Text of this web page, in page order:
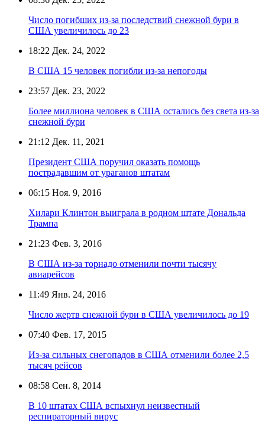
Число погибших из-за последствий снежной бури в
США увеличилось до 23
18:22 Дек. 24, 2022
В США 15 человек погибли из-за непогоды
23:57 Дек. 23, 2022
Более миллиона человек в США остались без света из-за
снежной бури
21:12 Дек. 11, 2021
Президент США поручил оказать помощь
пострадавшим от ураганов штатам
06:15 Ноя. 9, 2016
Хилари Клинтон выиграла в родном штате Дональда
Трампа
21:23 Фев. 3, 2016
В США из-за торнадо отменили почти тысячу
авиарейсов
11:49 Янв. 24, 2016
Число жертв снежной бури в США увеличилось до 19
07:40 Фев. 17, 2015
Из-за сильных снегопадов в США отменили более 2,5
тысяч рейсов
08:58 Сен. 8, 2014
В 10 штатах США вспыхнул неизвестный
респираторный вирус